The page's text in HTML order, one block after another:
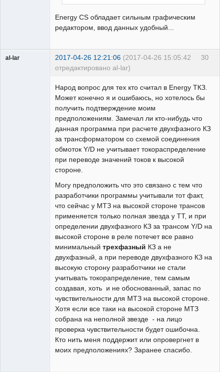
Energy CS обладает сильным графическим
редактором, ввод данных удобный...
30
al-lar 2017-04-26 12:21:06 (2017-04-26 15:05:42
отредактировано al-lar)
Народ вопрос для тех кто считал в Energy ТКЗ.
Может конечно я и ошибаюсь, но хотелось бы
получить подтверждение моим
предположениям. Замечал ли кто-нибудь что
данная программа при расчете двухфазного КЗ
за трансформатором со схемой соединения
обмоток Y/D не учитывает токораспределение
при переводе значений токов к высокой
стороне.
Могу предположить что это связано с тем что
разработчики программы учитывали тот факт,
что сейчас у МТЗ на высокой стороне трансов
применяется только полная звезда у ТТ, и при
определении двухфазного КЗ за трансом Y/D на
высокой стороне в реле потечет все равно
минимальный трехфазный КЗ а не
двухфазный, а при переводе двухфазного КЗ на
высокую сторону разработчики не стали
учитывать токорапределение, тем самым
создавая, хоть и не обоснованный, запас по
чувствительности для МТЗ на высокой стороне.
Хотя если все таки на высокой стороне МТЗ
собрана на неполной звезде - на лицо
проверка чувствительности будет ошибочна.
Кто нить меня поддержит или опровергнет в
моих предположениях? Заранее спасибо.